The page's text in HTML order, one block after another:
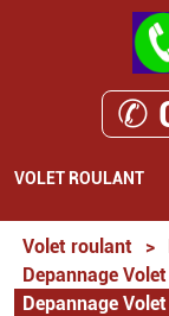
✆
VOLET ROULANT
Volet roulant >
Depannage
Depannage